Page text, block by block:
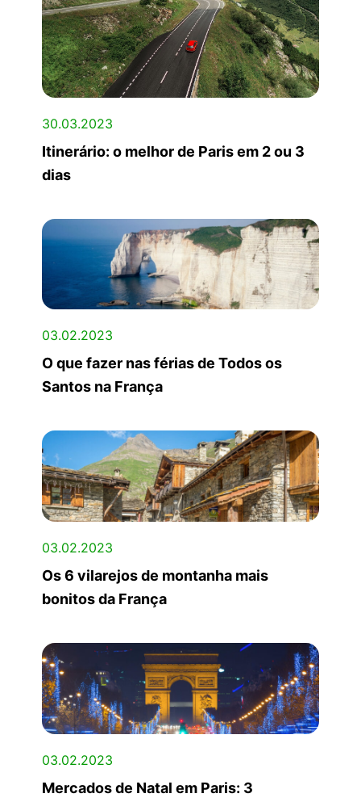
30.03.2023
Itinerário: o melhor de Paris em 2 ou 3
dias
03.02.2023
O que fazer nas férias de Todos os
Santos na França
03.02.2023
Os 6 vilarejos de montanha mais
bonitos da França
03.02.2023
Mercados de Natal em Paris: 3